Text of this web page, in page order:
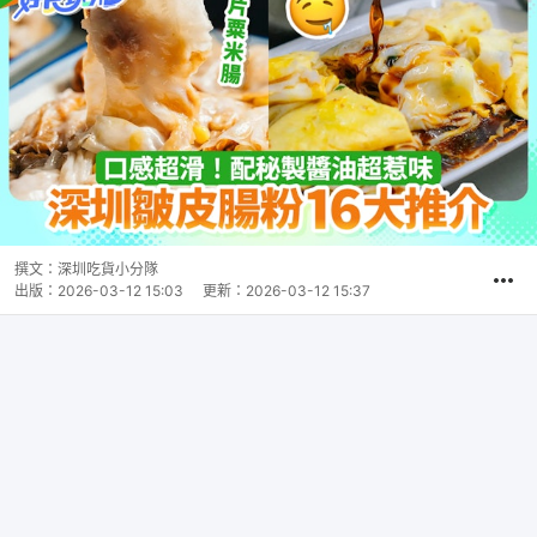
撰文： 深圳吃貨小分隊
出版： 2026-03-12 15:03 更新： 2026-03-12 15:37